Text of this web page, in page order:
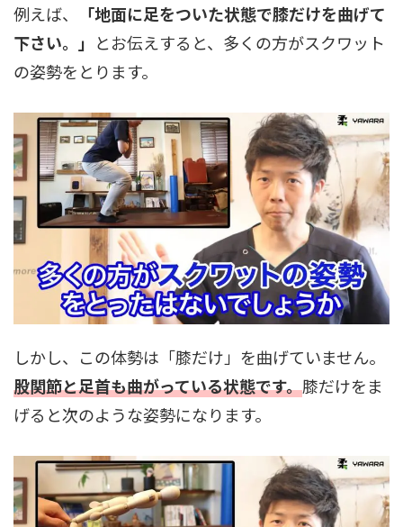
例えば、
「地面に足をついた状態で膝だけを曲げて
下さい。」 とお伝えすると、多くの方がスクワット
の姿勢をとります。
しかし、この体勢は「膝だけ」を曲げていません。
股関節と足首も曲がっている状態です。膝だけをま
げると次のような姿勢になります。